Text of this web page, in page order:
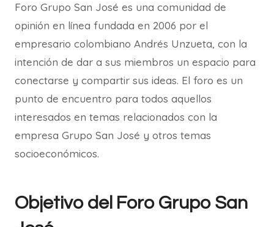
Foro Grupo San José es una comunidad de
opinión en línea fundada en 2006 por el
empresario colombiano Andrés Unzueta, con la
intención de dar a sus miembros un espacio para
conectarse y compartir sus ideas. El foro es un
punto de encuentro para todos aquellos
interesados en temas relacionados con la
empresa Grupo San José y otros temas
socioeconómicos.
Objetivo del Foro Grupo San